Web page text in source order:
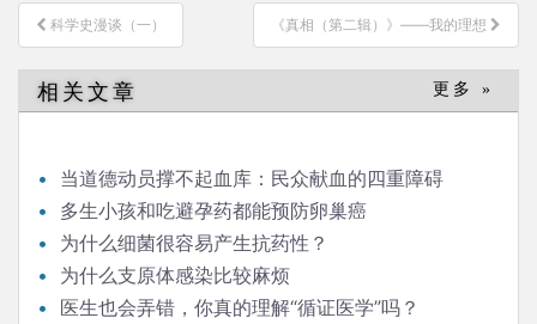
文
章
导
航
科学史漫谈（一） 《真相（第二辑）》——我的理想
相关文章 更多 »
当道德动员撑不起血库：民众献血的四重障碍
多生小孩和吃避孕药都能预防卵巢癌
为什么细菌很容易产生抗药性？
为什么支原体感染比较麻烦
医生也会弄错，你真的理解“循证医学”吗？